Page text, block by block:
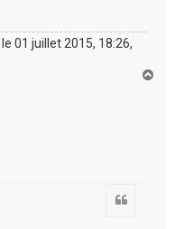
le 01 juillet 2015, 18:26,